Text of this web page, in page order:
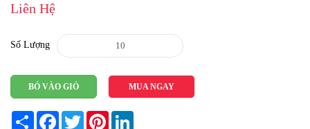
Liên Hệ
Số Lượng
BỎ VÀO GIỎ MUA NGAY
Share FacebookTwitterPinterest